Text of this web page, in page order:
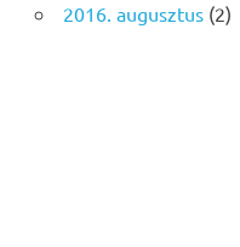
2016. augusztus(2)